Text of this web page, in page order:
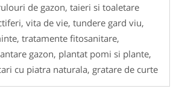
de gazon, taieri si toaletare
vita de vie, tundere gard viu,
tratamente fitosanitare,
gazon, plantat pomi si plante,
cu piatra naturala, gratare de curte